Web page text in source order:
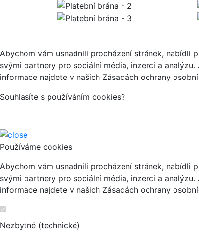
Abychom vám usnadnili procházení stránek, nabídli
svými partnery pro sociální média, inzerci a
informace najdete v našich Zásadách ochrany
Souhlasíte s používáním cookies?
Používáme cookies
Abychom vám usnadnili procházení stránek, nabídli
svými partnery pro sociální média, inzerci a
informace najdete v našich Zásadách ochrany
Nezbytné (technické)